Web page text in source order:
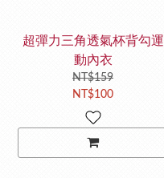
超彈力三角透氣杯背勾運
動內衣
NT$159
NT$100